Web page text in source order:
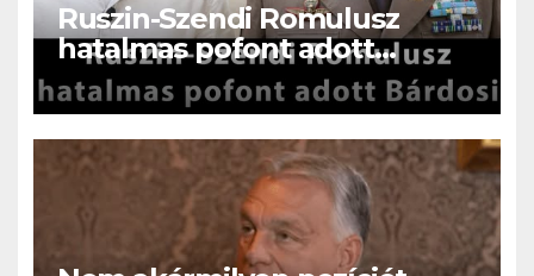
Ruszin-Szendi Romulusz
hatalmas pofont adott
Bárdosi Sándornak!Olyat szólt
be Bárdosi Sándornak , hogy
a fal adta a másikat, ez az
eddigi legkeményebb kritika !